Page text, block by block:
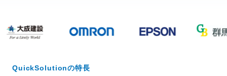
QuickSolutionの特長